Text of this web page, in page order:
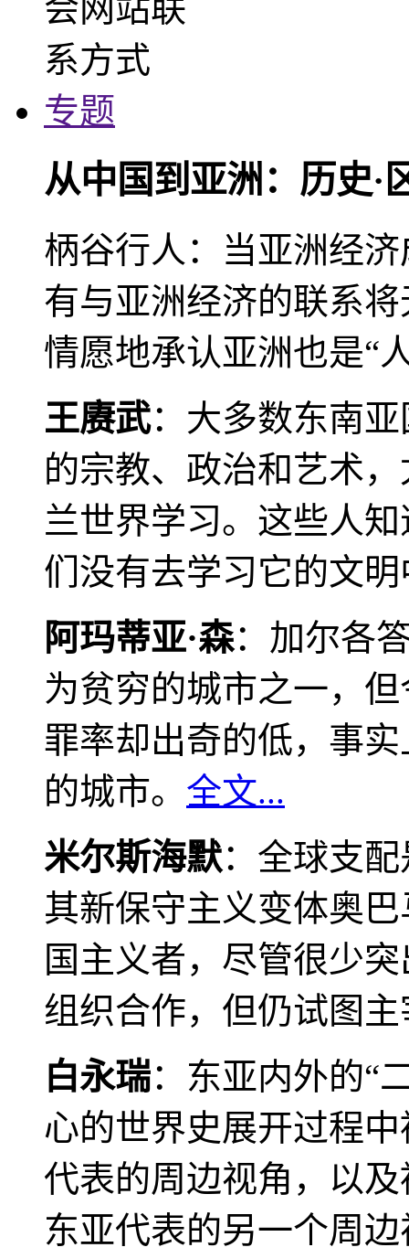
专题
从中国到亚洲：历史·
柄谷行人：当亚洲经
有与亚洲经济的联系
情愿地承认亚洲也是“
王赓武：大多数东南
的宗教、政治和艺术
兰世界学习。这些人
们没有去学习它的文
阿玛蒂亚·森：加尔各
为贫穷的城市之一，
罪率却出奇的低，事
的城市。 全文...
米尔斯海默：全球支
其新保守主义变体奥
国主义者，尽管很少
组织合作，但仍试图
白永瑞：东亚内外的“
心的世界史展开过程
代表的周边视角，以
东亚代表的另一个周